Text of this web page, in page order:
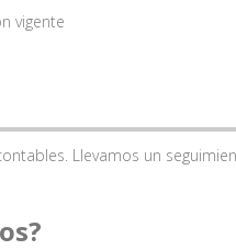
vigente
Llevamos un